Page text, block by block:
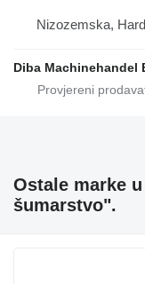
Nizozemska,
Diba Machinehandel
Ostale marke
šumarstvo".